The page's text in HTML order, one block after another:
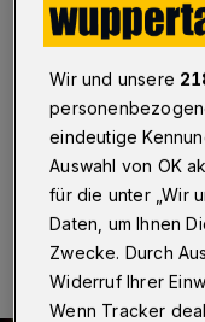
Wuppertal·Mit
Rahmen der
Gregor
auf den dritten
04.11.2018 , 10:00
Wir und unsere
eindeutige
Auswahl von OK
für die unter „Wir
Daten, um Ihnen
Zwecke. Durch
Widerruf Ihrer
Wenn Tracker